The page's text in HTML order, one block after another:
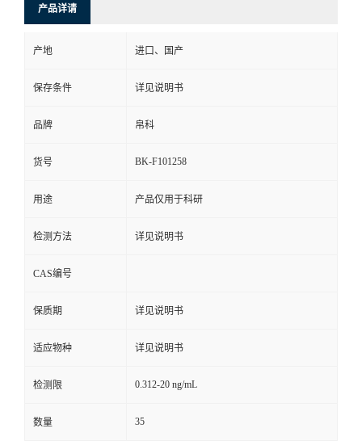
产品详请
产地 进口、国产
保存条件 详见说明书
品牌 帛科
货号 BK-F101258
用途 产品仅用于科研
检测方法 详见说明书
CAS编号
保质期 详见说明书
适应物种 详见说明书
检测限 0.312-20 ng/mL
数量 35